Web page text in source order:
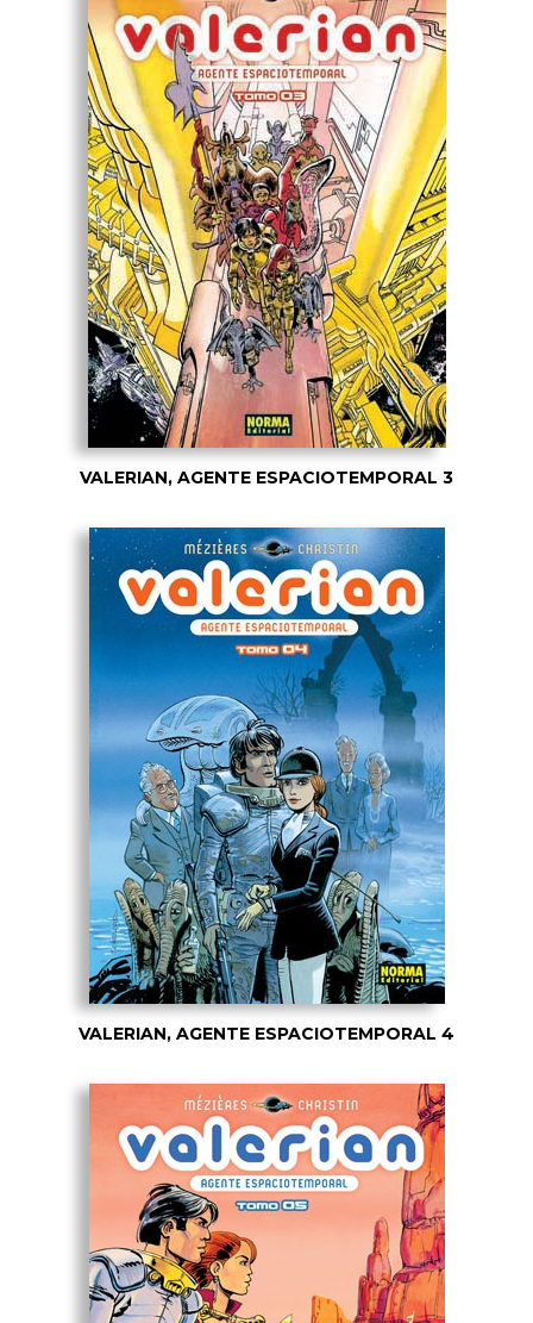
VALERIAN, AGENTE ESPACIOTEMPORAL 3
VALERIAN, AGENTE ESPACIOTEMPORAL 4